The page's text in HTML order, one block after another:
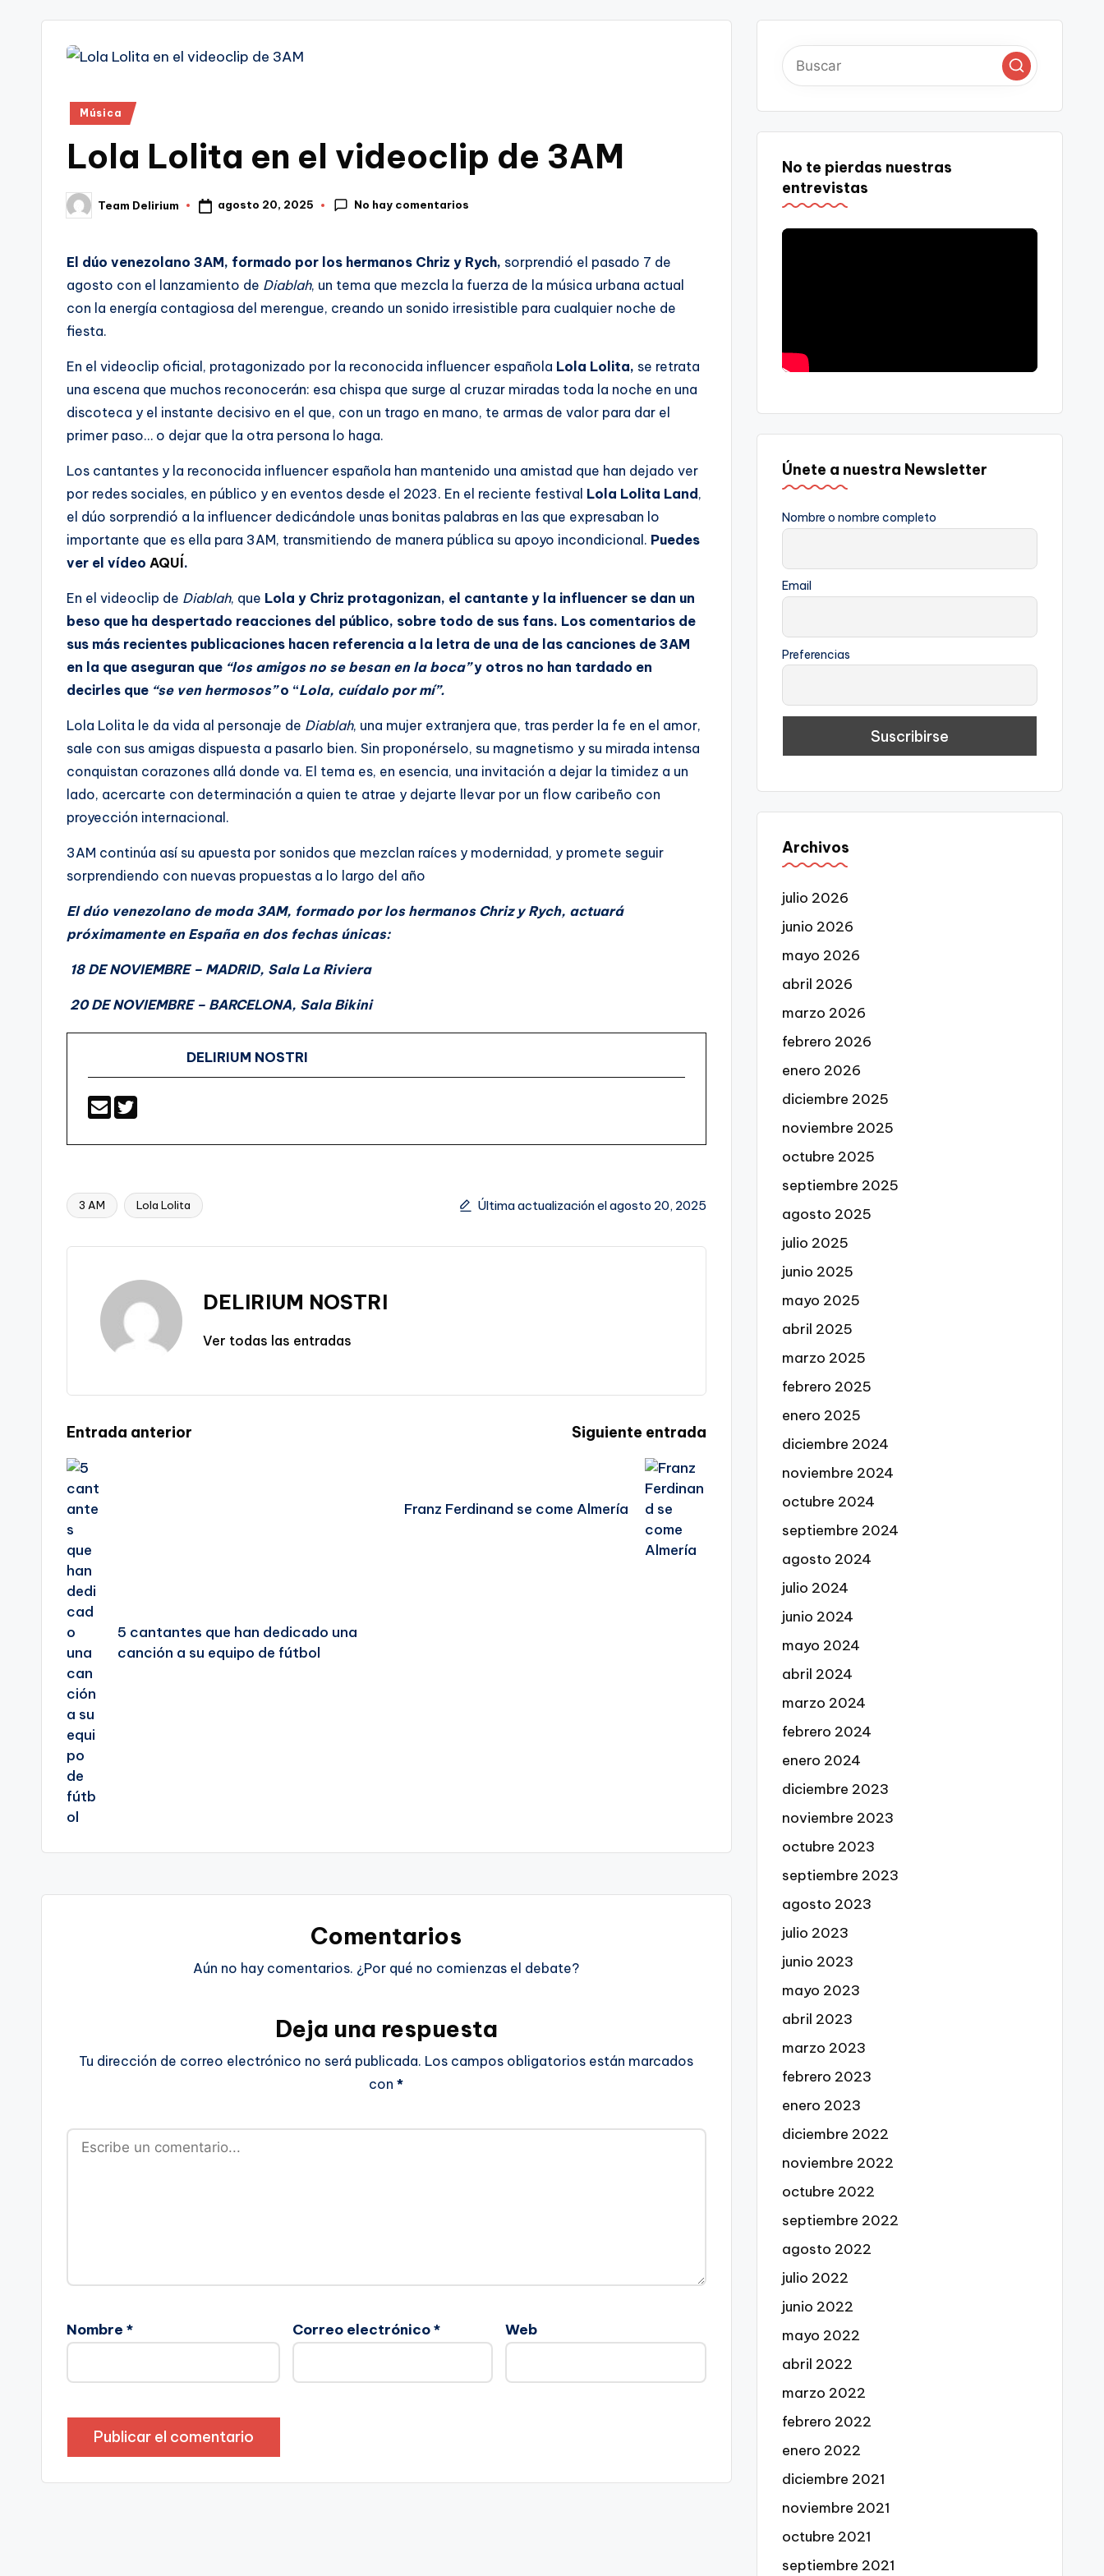
Publicado
Música
Lola Lolita en el videoclip de 3AM
Publicado
por
Team Delirium agosto 20, 2025 No hay comentarios
El dúo venezolano 3AM, formado por los hermanos Chriz y Rych, sorprendió el pasado 7 de
agosto con el lanzamiento de Diablah, un tema que mezcla la fuerza de la música urbana actual
con la energía contagiosa del merengue, creando un sonido irresistible para cualquier noche de
fiesta.
En el videoclip oficial, protagonizado por la reconocida influencer española Lola Lolita, se retrata
una escena que muchos reconocerán: esa chispa que surge al cruzar miradas toda la noche en una
discoteca y el instante decisivo en el que, con un trago en mano, te armas de valor para dar el
primer paso… o dejar que la otra persona lo haga.
Los cantantes y la reconocida influencer española han mantenido una amistad que han dejado ver
por redes sociales, en público y en eventos desde el 2023. En el reciente festival Lola Lolita Land ,
el dúo sorprendió a la influencer dedicándole unas bonitas palabras en las que expresaban lo
importante que es ella para 3AM, transmitiendo de manera pública su apoyo incondicional. Puedes
ver el vídeo AQUÍ.
En el videoclip de Diablah, que Lola y Chriz protagonizan, el cantante y la influencer se dan un
beso que ha despertado reacciones del público, sobre todo de sus fans. Los comentarios de
sus más recientes publicaciones hacen referencia a la letra de una de las canciones de 3AM
en la que aseguran que “los amigos no se besan en la boca”y otros no han tardado en
decirles que “se ven hermosos”o “Lola, cuídalo por mí”.
Lola Lolita le da vida al personaje de Diablah, una mujer extranjera que, tras perder la fe en el amor,
sale con sus amigas dispuesta a pasarlo bien. Sin proponérselo, su magnetismo y su mirada intensa
conquistan corazones allá donde va. El tema es, en esencia, una invitación a dejar la timidez a un
lado, acercarte con determinación a quien te atrae y dejarte llevar por un flow caribeño con
proyección internacional.
3AM continúa así su apuesta por sonidos que mezclan raíces y modernidad, y promete seguir
sorprendiendo con nuevas propuestas a lo largo del año
El dúo venezolano de moda 3AM, formado por los hermanos Chriz y Rych, actuará
próximamente en España en dos fechas únicas:
18 DE NOVIEMBRE – MADRID, Sala La Riviera
20 DE NOVIEMBRE – BARCELONA, Sala Bikini
DELIRIUM NOSTRI
Etiquetas:
3 AM Lola Lolita Última actualización el agosto 20, 2025
DELIRIUM NOSTRI
Ver todas las entradas
Navegación
de
entradas
Entrada anterior
5 cantantes que han dedicado una
canción a su equipo de fútbol
Siguiente entrada
Franz Ferdinand se come Almería
Comentarios
Aún no hay comentarios. ¿Por qué no comienzas el debate?
Deja una respuesta
Tu dirección de correo electrónico no será publicada. Los campos obligatorios están marcados
con*
Nombre * Correo electrónico* Web
No te pierdas nuestras
entrevistas
Únete a nuestra Newsletter
Nombre o nombre completo
Email
Preferencias
Archivos
julio 2026
junio 2026
mayo 2026
abril 2026
marzo 2026
febrero 2026
enero 2026
diciembre 2025
noviembre 2025
octubre 2025
septiembre 2025
agosto 2025
julio 2025
junio 2025
mayo 2025
abril 2025
marzo 2025
febrero 2025
enero 2025
diciembre 2024
noviembre 2024
octubre 2024
septiembre 2024
agosto 2024
julio 2024
junio 2024
mayo 2024
abril 2024
marzo 2024
febrero 2024
enero 2024
diciembre 2023
noviembre 2023
octubre 2023
septiembre 2023
agosto 2023
julio 2023
junio 2023
mayo 2023
abril 2023
marzo 2023
febrero 2023
enero 2023
diciembre 2022
noviembre 2022
octubre 2022
septiembre 2022
agosto 2022
julio 2022
junio 2022
mayo 2022
abril 2022
marzo 2022
febrero 2022
enero 2022
diciembre 2021
noviembre 2021
octubre 2021
septiembre 2021